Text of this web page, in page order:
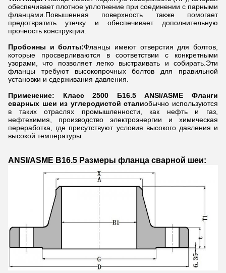
обеспечивает плотное уплотнение при соединении с парными
фланцами.Повышенная поверхность также помогает
предотвратить утечку и обеспечивает дополнительную
прочность конструкции.
Пробоины и болты:Фланцы имеют отверстия для болтов,
которые просверливаются в соответствии с конкретными
узорами, что позволяет легко выстраивать и собирать.Эти
фланцы требуют высокопрочных болтов для правильной
установки и сдерживания давления.
Применение: Класс 2500 Б16.5 ANSI/ASME Фланги
сварных шеи из углеродистой сталиобычно используются
в таких отраслях промышленности, как нефть и газ,
нефтехимия, производство электроэнергии и химическая
переработка, где присутствуют условия высокого давления и
высокой температуры.
ANSI/ASME B16.5 Размеры фланца сварной шеи: